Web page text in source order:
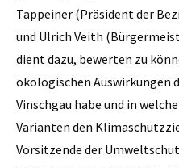
Tappeiner (Präsident der
und Ulrich Veith
dient dazu, bewerten zu
ökologischen Auswirkungen
Vinschgau habe und in
Varianten den
Vorsitzende der